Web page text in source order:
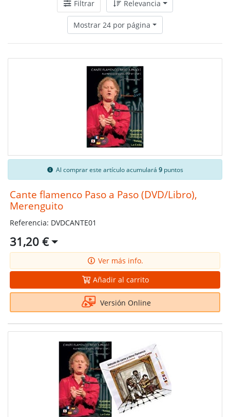
Filtrar Relevancia
Mostrar 24 por página
Al comprar este artículo acumulará 9puntos
Cante flamenco Paso a Paso (DVD/Libro),
Merenguito
Referencia: DVDCANTE01
31,20 €
Ver más info.
Añadir al carrito
Versión Online